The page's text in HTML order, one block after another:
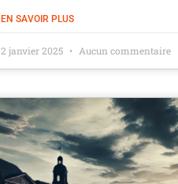
EN SAVOIR PLUS
2 janvier 2025 Aucun commentaire